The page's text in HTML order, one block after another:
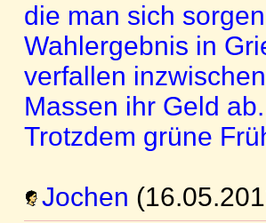
die man sich
Wahlergebnis in
verfallen
Massen ihr Geld ab.
Trotzdem grüne
Jochen